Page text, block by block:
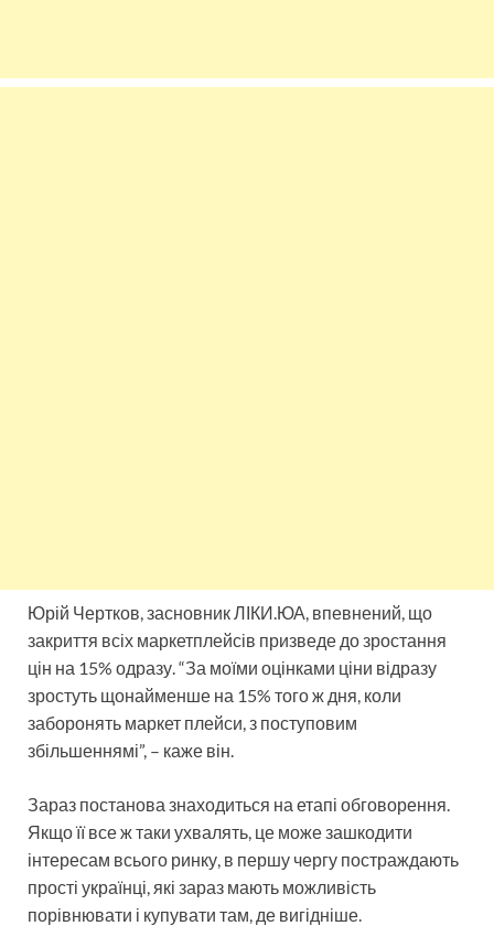
Юрій Чертков, засновник ЛІКИ.ЮА, впевнений, що
закриття всіх маркетплейсів призведе до зростання
цін на 15% одразу. “За моїми оцінками ціни відразу
зростуть щонайменше на 15% того ж дня, коли
заборонять маркет плейси, з поступовим
збільшеннямі”, – каже він.
Зараз постанова знаходиться на етапі обговорення.
Якщо її все ж таки ухвалять, це може зашкодити
інтересам всього ринку, в першу чергу постраждають
прості українці, які зараз мають можливість
порівнювати і купувати там, де вигідніше.